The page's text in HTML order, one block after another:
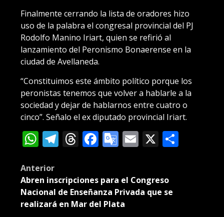
Finalmente cerrando la lista de oradores hizo
uso de la palabra el congresal provincial del PJ
Rodolfo Manino Iriart, quien se refirió al
lanzamiento del Peronismo Bonaerense en la
ciudad de Avellaneda.
“Constituimos este ámbito político porque los
peronistas tenemos que volver a hablarle a la
sociedad y dejar de hablarnos entre cuatro o
cinco”. Señalo el ex diputado provincial Iriart.
WhatsApp
Telegram
Threads
Facebook
Google
Email
X
Post
navigation
Anterior
Abren inscripciones para el Congreso
Nacional de Enseñanza Privada que se
realizará en Mar del Plata